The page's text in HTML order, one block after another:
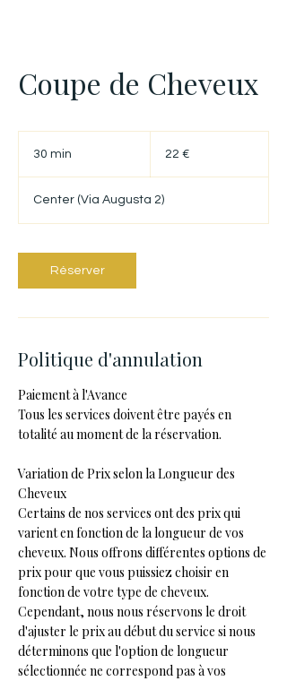
Coupe de Cheveux
30 min
n
22 €
Center (Via Augusta 2)
Réserver
Politique d'annulation
Paiement à l'Avance
Tous les services doivent être payés en
totalité au moment de la réservation.
Variation de Prix selon la Longueur des
Cheveux
Certains de nos services ont des prix qui
varient en fonction de la longueur de vos
cheveux. Nous offrons différentes options de
prix pour que vous puissiez choisir en
fonction de votre type de cheveux.
Cependant, nous nous réservons le droit
d'ajuster le prix au début du service si nous
déterminons que l'option de longueur
sélectionnée ne correspond pas à vos